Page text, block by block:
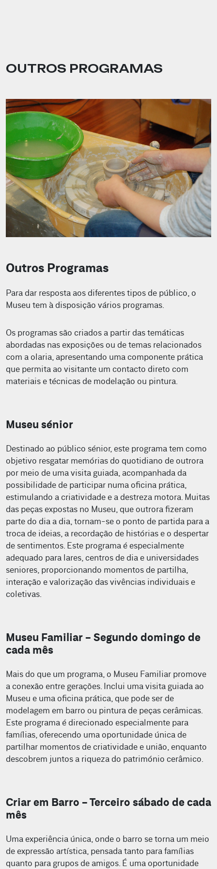
OUTROS PROGRAMAS
Outros Programas
Para dar resposta aos diferentes tipos de público, o
Museu tem à disposição vários programas.
Os programas são criados a partir das temáticas
abordadas nas exposições ou de temas relacionados
com a olaria, apresentando uma componente prática
que permita ao visitante um contacto direto com
materiais e técnicas de modelação ou pintura.
Museu sénior
Destinado ao público sénior, este programa tem como
objetivo resgatar memórias do quotidiano de outrora
por meio de uma visita guiada, acompanhada da
possibilidade de participar numa oficina prática,
estimulando a criatividade e a destreza motora. Muitas
das peças expostas no Museu, que outrora fizeram
parte do dia a dia, tornam-se o ponto de partida para a
troca de ideias, a recordação de histórias e o despertar
de sentimentos. Este programa é especialmente
adequado para lares, centros de dia e universidades
seniores, proporcionando momentos de partilha,
interação e valorização das vivências individuais e
coletivas.
Museu Familiar - Segundo domingo de
cada mês
Mais do que um programa, o Museu Familiar promove
a conexão entre gerações. Inclui uma visita guiada ao
Museu e uma oficina prática, que pode ser de
modelagem em barro ou pintura de peças cerâmicas.
Este programa é direcionado especialmente para
famílias, oferecendo uma oportunidade única de
partilhar momentos de criatividade e união, enquanto
descobrem juntos a riqueza do património cerâmico.
Criar em Barro - Terceiro sábado de cada
mês
Uma experiência única, onde o barro se torna um meio
de expressão artística, pensada tanto para famílias
quanto para grupos de amigos. É uma oportunidade